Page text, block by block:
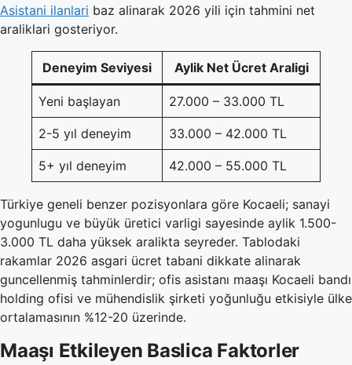
Asistani ilanlari baz alinarak 2026 yili için tahmini net
araliklari gosteriyor.
Deneyim Seviyesi Aylik Net Ücret Araligi
Yeni başlayan 27.000 – 33.000 TL
2-5 yıl deneyim 33.000 – 42.000 TL
5+ yıl deneyim 42.000 – 55.000 TL
Türkiye geneli benzer pozisyonlara göre Kocaeli; sanayi
yogunlugu ve büyük üretici varligi sayesinde aylik 1.500-
3.000 TL daha yüksek aralikta seyreder. Tablodaki
rakamlar 2026 asgari ücret tabani dikkate alinarak
guncellenmiş tahminlerdir; ofis asistanı maaşı Kocaeli bandı
holding ofisi ve mühendislik şirketi yoğunluğu etkisiyle ülke
ortalamasının %12-20 üzerinde.
Maaşı Etkileyen Baslica Faktorler